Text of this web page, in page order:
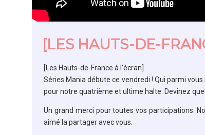
[LES HAUTS-DE-
[Les Hauts-de-France à l’écran]
Séries Mania débute ce vendredi ! Qui parmi
pour notre quatrième et ultime halte. Devinez
Un grand merci pour toutes vos participations.
aimé la partager avec vous.